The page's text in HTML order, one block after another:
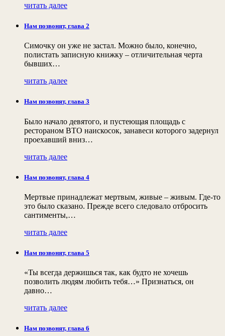
читать далее
Нам позвонят, глава 2
Симочку он уже не застал. Можно было, конечно,
полистать записную книжку – отличительная черта
бывших…
читать далее
Нам позвонят, глава 3
Было начало девятого, и пустеющая площадь с
рестораном ВТО наискосок, занавеси которого задернул
проехавший вниз…
читать далее
Нам позвонят, глава 4
Мертвые принадлежат мертвым, живые – живым. Где-то
это было сказано. Прежде всего следовало отбросить
сантименты,…
читать далее
Нам позвонят, глава 5
«Ты всегда держишься так, как будто не хочешь
позволить людям любить тебя…» Признаться, он
давно…
читать далее
Нам позвонят, глава 6